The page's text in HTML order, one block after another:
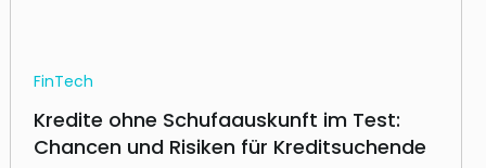
FinTech
Kredite ohne Schufaauskunft im Test:
Chancen und Risiken für Kreditsuchende